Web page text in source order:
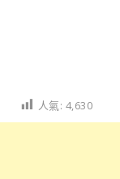
人氣: 4,630